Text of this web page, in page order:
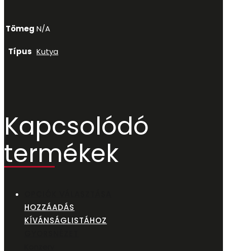
Tömeg N/A
Típus Kutya
Kapcsolódó
termékek
HOZZÁADÁS
KÍVÁNSÁGLISTÁHOZ